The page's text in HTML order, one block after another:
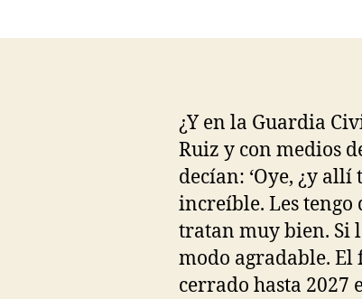
¿Y en la Guardia
Ruiz y con medios
decían: ‘Oye, ¿y
increíble. Les
tratan muy bien. Si
modo agradable.
cerrado hasta 2027